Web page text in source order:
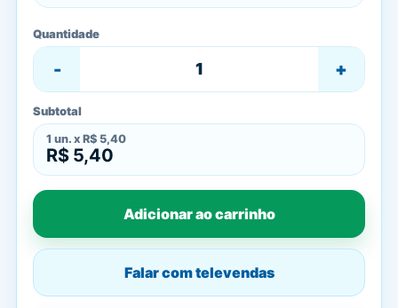
Quantidade
- +
Subtotal
1 un. x R$ 5,40
R$ 5,40
Adicionar ao carrinho
Falar com televendas